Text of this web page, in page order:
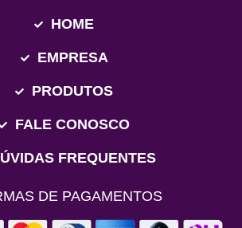
HOME
EMPRESA
PRODUTOS
FALE CONOSCO
FREQUENTES
DE PAGAMENTOS